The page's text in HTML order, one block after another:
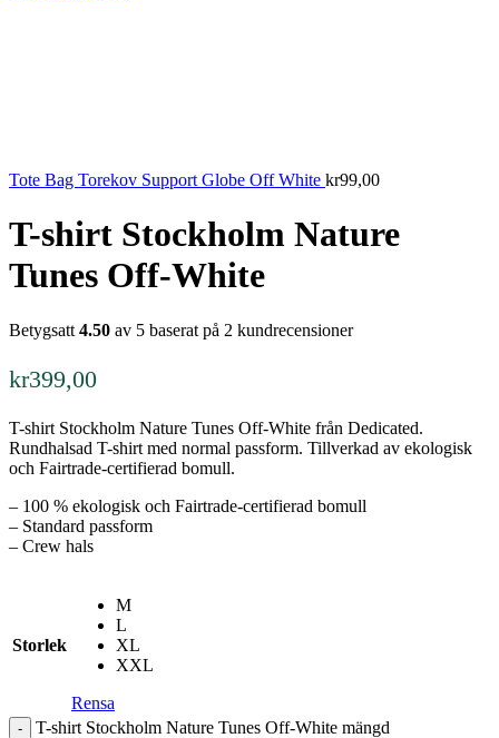
Tote Bag Torekov Support Globe Off White kr99,00
T-shirt Stockholm Nature
Tunes Off-White
Betygsatt 4.50 av 5 baserat på 2 kundrecensioner
kr399,00
T-shirt Stockholm Nature Tunes Off-White från Dedicated.
Rundhalsad T-shirt med normal passform. Tillverkad av ekologisk
och Fairtrade-certifierad bomull.
– 100 % ekologisk och Fairtrade-certifierad bomull
– Standard passform
– Crew hals
Storlek
M
L
XL
XXL
Rensa
T-shirt Stockholm Nature Tunes Off-White mängd